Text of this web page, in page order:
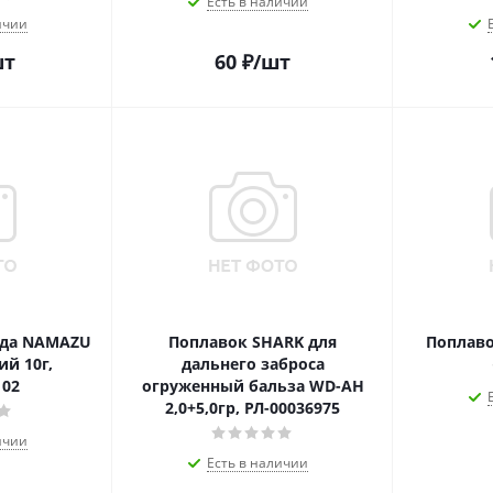
60 ₽/шт
NAMAZU
10г,
Поплавок SHARK для
дальнего заброса
огруженный бальза WD-AH
2,0+5,0гр, РЛ-00036975
Есть в наличии